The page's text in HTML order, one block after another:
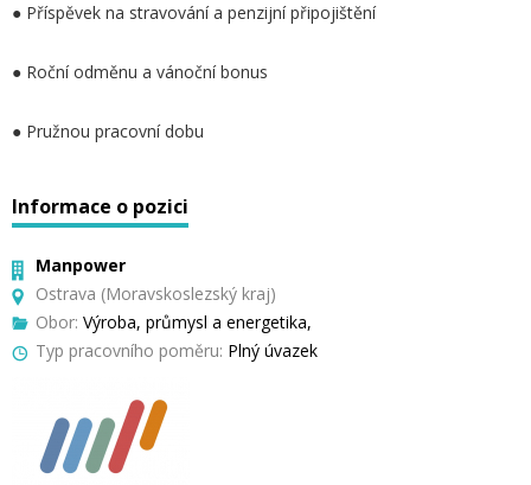
● Příspěvek na stravování a penzijní připojištění
● Roční odměnu a vánoční bonus
● Pružnou pracovní dobu
Informace o pozici
Manpower
Ostrava (Moravskoslezský kraj)
Obor: Výroba, průmysl a energetika,
Typ pracovního poměru: Plný úvazek